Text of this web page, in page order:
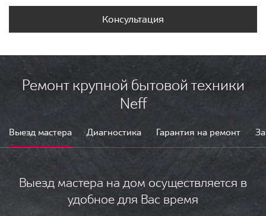
Консультация
Ремонт крупной бытовой техники
Neff
Выезд мастера Диагностика Гарантия на ремонт
Выезд мастера на дом осуществляется в
удобное для Вас время